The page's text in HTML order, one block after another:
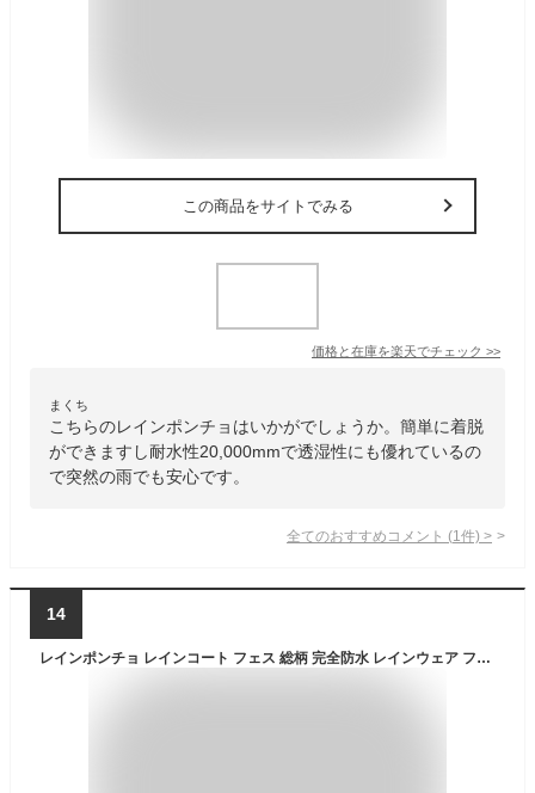
この商品をサイトでみる
価格と在庫を楽天でチェック >>
まくち
こちらのレインポンチョはいかがでしょうか。簡単に着脱
ができますし耐水性20,000mmで透湿性にも優れているの
で突然の雨でも安心です。
全てのおすすめコメント (1 件) >
14
レインポンチョ レインコート フェス 総柄 完全防水 レインウェア フェス 雨具 カッパ レディース メンズ 収納 登山 自転車 キャンプ アウトドア おしゃれ 丈長め